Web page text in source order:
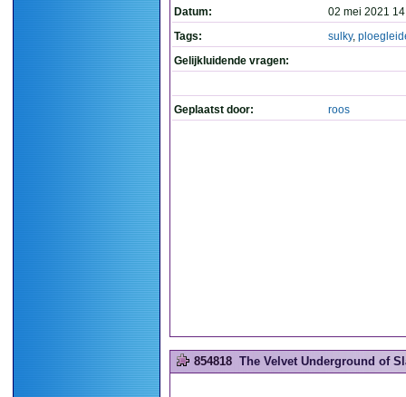
Datum:
02 mei 2021
Tags:
sulky,
Gelijkluidende vragen:
Geplaatst door: roos
854818 The Velvet Underground of